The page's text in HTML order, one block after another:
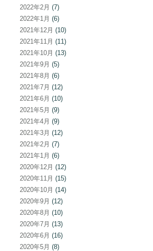
2022年2月 (7)
2022年1月 (6)
2021年12月 (10)
2021年11月 (11)
2021年10月 (13)
2021年9月 (5)
2021年8月 (6)
2021年7月 (12)
2021年6月 (10)
2021年5月 (9)
2021年4月 (9)
2021年3月 (12)
2021年2月 (7)
2021年1月 (6)
2020年12月 (12)
2020年11月 (15)
2020年10月 (14)
2020年9月 (12)
2020年8月 (10)
2020年7月 (13)
2020年6月 (16)
2020年5月 (8)